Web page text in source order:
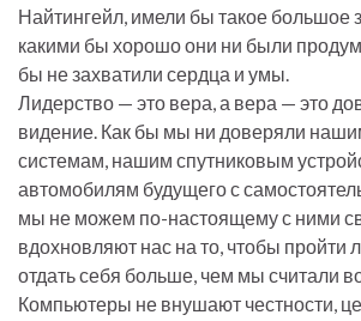
Найтингейл, имели бы такое большое
какими бы хорошо они ни были
бы не захватили сердца и умы.
Лидерство — это вера, а вера — это
видение. Как бы мы ни доверяли
системам, нашим спутниковым
автомобилям будущего с
мы не можем по-настоящему с ними
вдохновляют нас на то, чтобы
отдать себя больше, чем мы считали
Компьютеры не внушают честности,